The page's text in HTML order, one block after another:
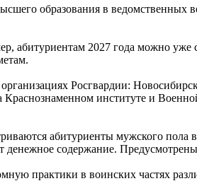
образования в ведомственных
абитуриентам 2027 года можно уже
Росгвардии:
институте и
абитуриенты мужского пола
содержание.
практики в воинских частях